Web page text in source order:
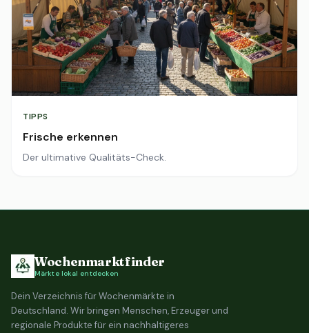
TIPPS
Frische erkennen
Der ultimative Qualitäts-Check.
Wochenmarktfinder
Märkte lokal entdecken
Dein Verzeichnis für Wochenmärkte in
Deutschland. Wir bringen Menschen, Erzeuger und
regionale Produkte für ein nachhaltigeres